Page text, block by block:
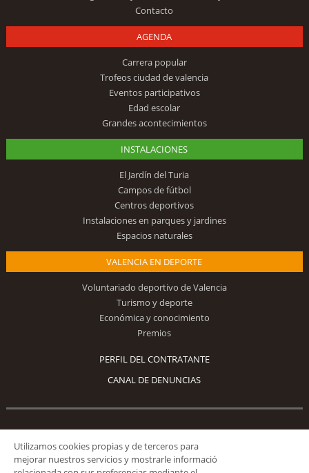
Contacto
AGENDA
Carrera popular
Trofeos ciudad de valencia
Eventos participativos
Edad escolar
Grandes acontecimientos
INSTALACIONES
El Jardín del Turia
Campos de fútbol
Centros deportivos
Instalaciones en parques y jardines
Espacios naturales
VALENCIA EN DEPORTE
Voluntariado deportivo de Valencia
Turismo y deporte
Económica y conocimiento
Premios
PERFIL DEL CONTRATANTE
CANAL DE DENUNCIAS
Síguenos
Utilizamos cookies propias y de terceros para
mejorar nuestros servicios y mostrarle informació